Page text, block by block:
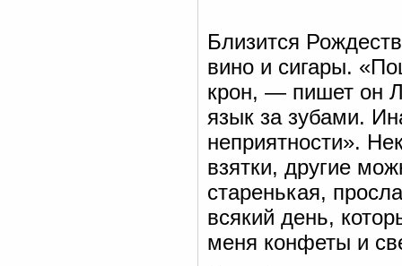
Близится
вино и сигары.
крон, — пишет он
язык за зубами.
неприятности».
взятки, другие
старенькая,
всякий день,
меня конфеты и